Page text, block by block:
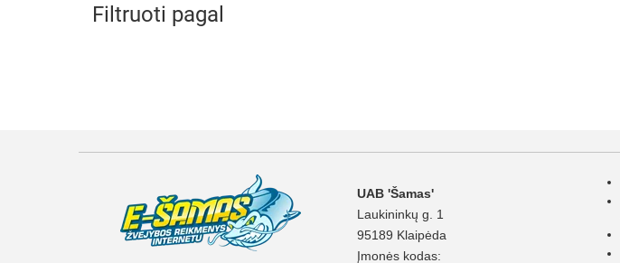
Filtruoti pagal
UAB 'Šamas'
Laukininkų g. 1
95189 Klaipėda
Įmonės kodas: